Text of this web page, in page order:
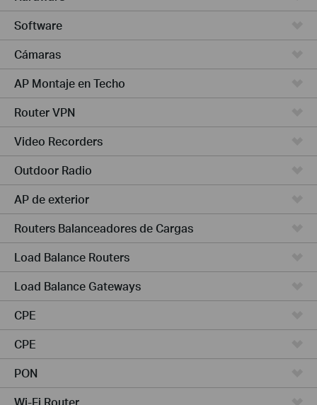
Software
Cámaras
AP Montaje en Techo
Router VPN
Video Recorders
Outdoor Radio
AP de exterior
Routers Balanceadores de Cargas
Load Balance Routers
Load Balance Gateways
CPE
CPE
PON
Wi-Fi Router